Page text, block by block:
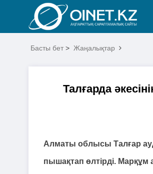
Басты бет > Жаңалықтар
Талғарда
Алматы облысы Талғар
пышақтап өлтірді. Марқұм